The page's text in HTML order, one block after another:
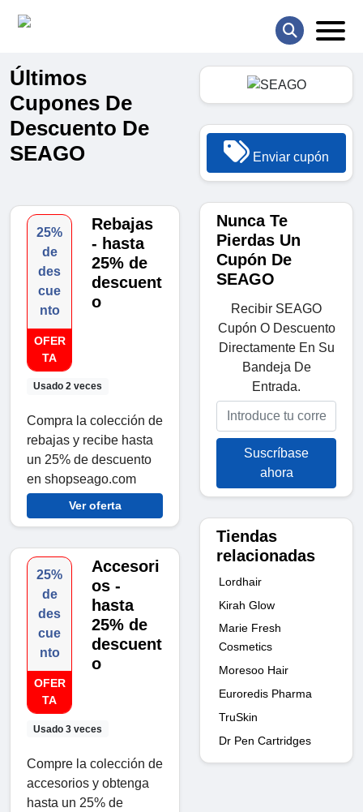
Últimos
Cupones De
Descuento De
SEAGO
25%
de
des
cue
nto
OFER
TA
Usado 2 veces
Rebajas
- hasta
25% de
descuent
o
Compra la colección de
rebajas y recibe hasta
un 25% de descuento
en shopseago.com
Ver oferta
25%
de
des
cue
nto
OFER
TA
Usado 3 veces
Accesori
os -
hasta
25% de
descuent
o
Compre la colección de
accesorios y obtenga
hasta un 25% de
Enviar cupón
Nunca Te
Pierdas Un
Cupón De
SEAGO
Recibir SEAGO
Cupón O Descuento
Directamente En Su
Bandeja De
Entrada.
Suscríbase
ahora
Tiendas
relacionadas
Lordhair
Kirah Glow
Marie Fresh
Cosmetics
Moresoo Hair
Euroredis Pharma
TruSkin
Dr Pen Cartridges